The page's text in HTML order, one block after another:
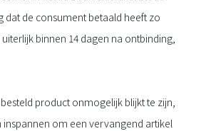
dat de consument betaald heeft zo
binnen 14 dagen na ontbinding,
product onmogelijk blijkt te zijn,
om een vervangend artikel